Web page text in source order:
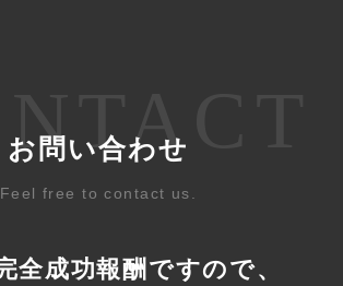
お問い合わせ
Feel free to contact us.
全成功報酬ですので、